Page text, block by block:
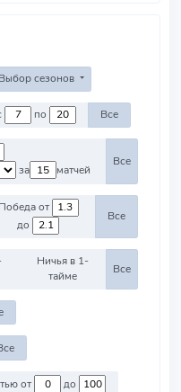
Выбор сезонов
с по Все
за
матчей
Все
Победа от
до
Все
Ничья в 1-
тайме
Все
Против команд со стоимостью от до